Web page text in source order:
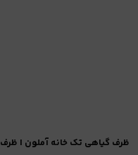
ظرف گیاهی تک خانه آملون | ظرف